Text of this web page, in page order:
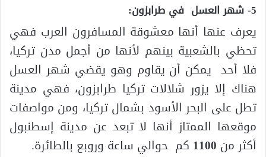
5- شهر العسل في طرابزون:
يعرف عنها أنها معشوقة المسافرون العرب فهي
تحظي بالشعبية بينهم لأنها من أجمل مدن تركيا،
فلا أحد يمكن أن يقاوم وهو يقضي شهر العسل
هناك إلا يزور شلالات تركيا طرابزون، فهي مدينة
تطل على البحر الأسود بشمال تركيا، ومن مواصفات
موقعها الممتاز أنها لا تبعد عن مدينة إسطنبول
أكثر من 1100 كم حوالي ساعة وروبع بالطائرة.